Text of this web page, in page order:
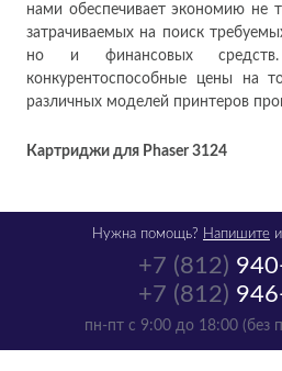
нами обеспечивает экономию не
затрачиваемых на поиск
но и финансовых
конкурентоспособные цены на
различных моделей принтеров
Картриджи для Phaser 3124
+7 (812)
+7 (812)
пн-пт с 9:00 до 18:00 (без
Нужна помощь? Напишите